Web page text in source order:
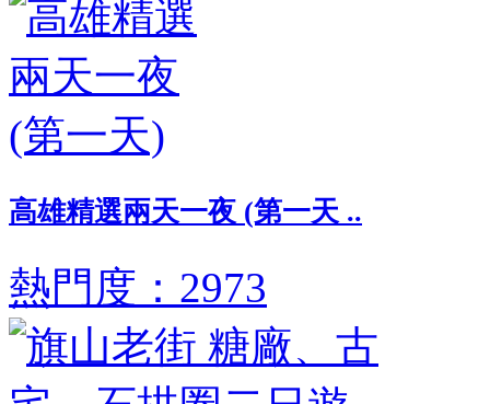
高雄精選兩天一夜 (第一天 ..
熱門度：2973